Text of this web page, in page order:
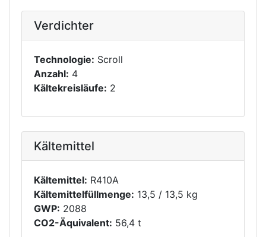
Verdichter
Technologie: Scroll
Anzahl: 4
Kältekreisläufe: 2
Kältemittel
Kältemittel: R410A
Kältemittelfüllmenge: 13,5 / 13,5 kg
GWP: 2088
CO2-Äquivalent: 56,4 t